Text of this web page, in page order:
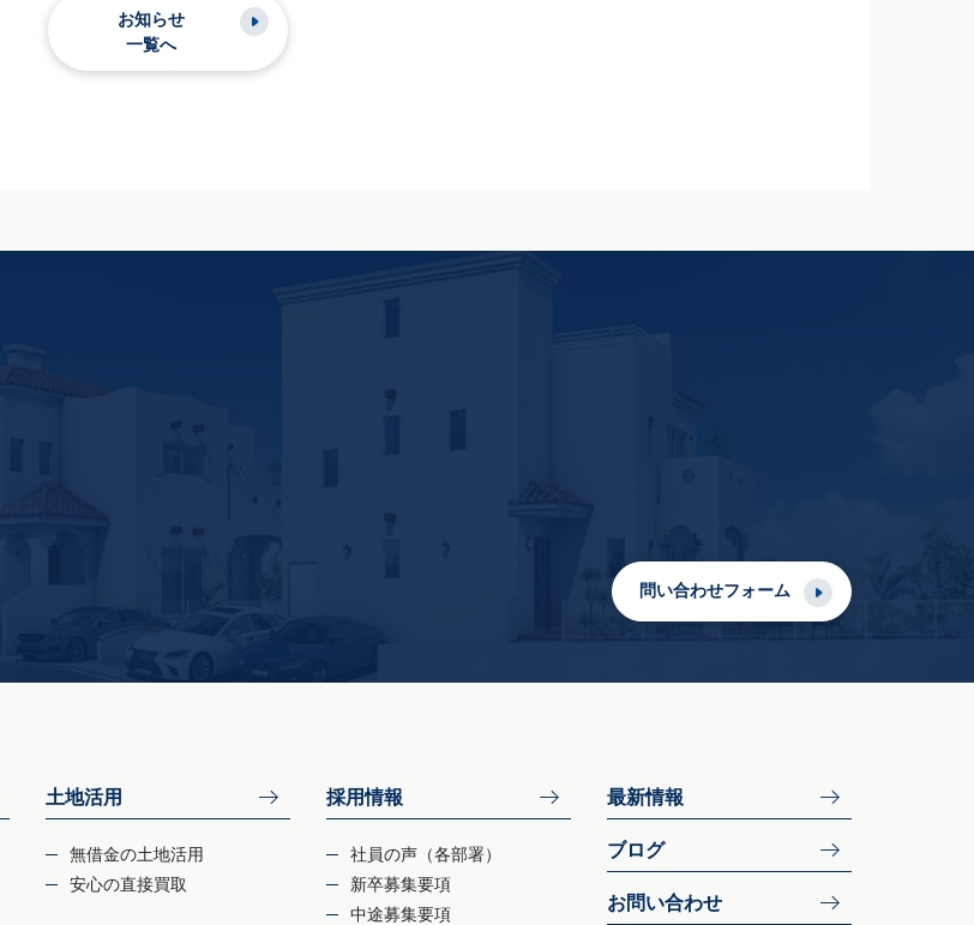
お知らせ
一覧へ
問い合わせフォーム
土地活用
無借金の土地活用
安心の直接買取
採用情報
社員の声（各部署）
新卒募集要項
中途募集要項
最新情報
ブログ
お問い合わせ